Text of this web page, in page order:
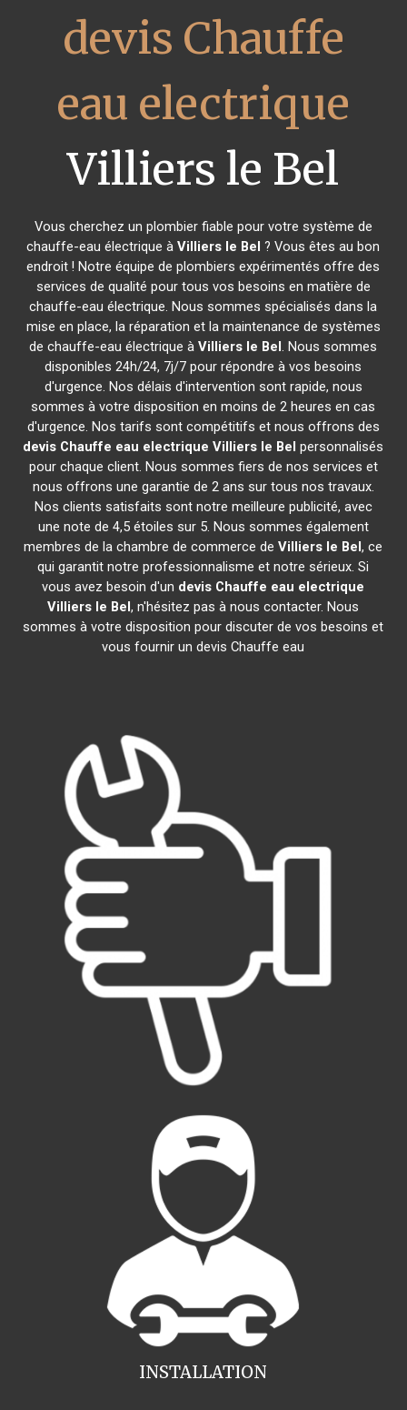
devis Chauffe
eau electrique
Villiers le Bel
Vous cherchez un plombier fiable pour votre système de
chauffe-eau électrique àVilliers le Bel ? Vous êtes au bon
endroit ! Notre équipe de plombiers expérimentés offre des
services de qualité pour tous vos besoins en matière de
chauffe-eau électrique. Nous sommes spécialisés dans la
mise en place, la réparation et la maintenance de systèmes
de chauffe-eau électrique àVilliers le Bel. Nous sommes
disponibles 24h/24, 7j/7 pour répondre à vos besoins
d'urgence. Nos délais d'intervention sont rapide, nous
sommes à votre disposition en moins de 2 heures en cas
d'urgence. Nos tarifs sont compétitifs et nous offrons des
devis Chauffe eau electrique Villiers le Bel personnalisés
pour chaque client. Nous sommes fiers de nos services et
nous offrons une garantie de 2 ans sur tous nos travaux.
Nos clients satisfaits sont notre meilleure publicité, avec
une note de 4,5 étoiles sur 5. Nous sommes également
membres de la chambre de commerce deVilliers le Bel, ce
qui garantit notre professionnalisme et notre sérieux. Si
vous avez besoin d'un devis Chauffe eau electrique
Villiers le Bel, n'hésitez pas à nous contacter. Nous
sommes à votre disposition pour discuter de vos besoins et
vous fournir un devis Chauffe eau
INSTALLATION